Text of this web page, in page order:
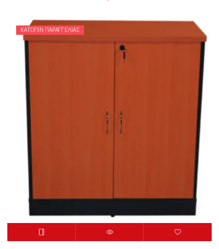
ΚΑΤΌΠΙΝ ΠΑΡΑΓΓΕΛΊΑΣ